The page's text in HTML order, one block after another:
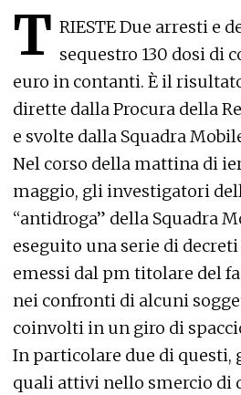
T RIESTE Due arresti e
sequestro 130 dosi di
euro in contanti. È il
dirette dalla Procura della
e svolte dalla Squadra
Nel corso della mattina di
maggio, gli investigatori
“antidroga” della Squadra
eseguito una serie di
emessi dal pm titolare del
nei confronti di alcuni
coinvolti in un giro di
In particolare due di
quali attivi nello smercio di